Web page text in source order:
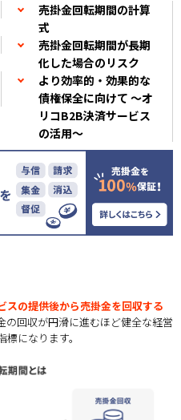
売掛金回転期間の計算
式
売掛金回転期間が長期
化した場合のリスク
より効率的・効果的な
債権保全に向けて ～オ
リコB2B決済サービス
の活用～
スの提供後から売掛金を回収する
の回収が円滑に進むほど健全な経営
になります。